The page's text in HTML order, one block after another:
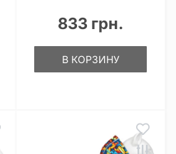
833 грн.
В КОРЗИНУ